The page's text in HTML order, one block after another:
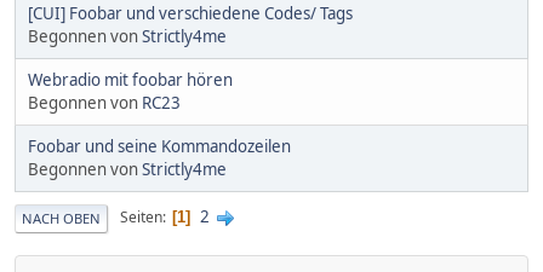
[CUI] Foobar und verschiedene Codes/ Tags
Begonnen vonStrictly4me
Webradio mit foobar hören
Begonnen von RC23
Foobar und seine Kommandozeilen
Begonnen vonStrictly4me
NACH OBEN Seiten 1 2